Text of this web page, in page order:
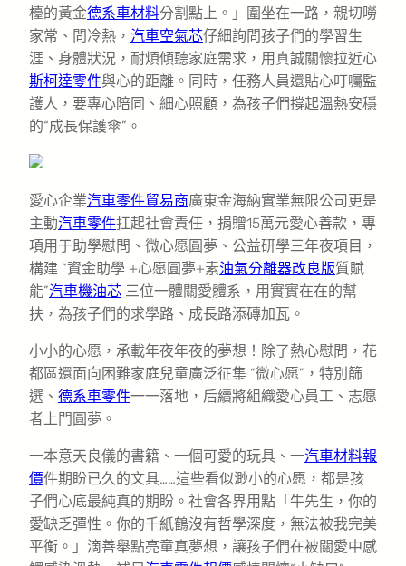
檯的黃金德系車材料分割點上。」圍坐在一路，親切嘮
家常、問冷熱， 汽車空氣芯仔細詢問孩子們的學習生
涯、身體狀況，耐煩傾聽家庭需求，用真誠關懷拉近心
斯柯達零件與心的距離。同時，任務人員還貼心叮囑監
護人，要專心陪同、細心照顧，為孩子們撐起溫熱安穩
的“成長保護傘”。
愛心企業汽車零件貿易商廣東金海納實業無限公司更是
主動汽車零件扛起社會責任，捐贈15萬元愛心善款，專
項用于助學慰問、微心愿圓夢、公益研學三年夜項目，
構建 “資金助學 +心愿圓夢+素油氣分離器改良版質賦
能”汽車機油芯 三位一體關愛體系，用實實在在的幫
扶，為孩子們的求學路、成長路添磚加瓦。
小小的心愿，承載年夜年夜的夢想！除了熱心慰問，花
都區還面向困難家庭兒童廣泛征集 “微心愿”，特別篩
選、 德系車零件一一落地，后續將組織愛心員工、志愿
者上門圓夢。
一本意天良儀的書籍、一個可愛的玩具、一汽車材料報
價件期盼已久的文具……這些看似渺小的心愿，都是孩
子們心底最純真的期盼。社會各界用點「牛先生，你的
愛缺乏彈性。你的千紙鶴沒有哲學深度，無法被我完美
平衡。」滴善舉點亮童真夢想，讓孩子們在被關愛中感